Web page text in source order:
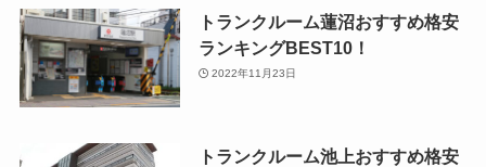
トランクルーム蓮沼おすすめ格安
ランキングBEST10！
2022年11月23日
トランクルーム池上おすすめ格安